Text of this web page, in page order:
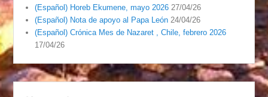
(Español) Horeb Ekumene, mayo 2026 27/04/26
(Español) Nota de apoyo al Papa León 24/04/26
(Español) Crónica Mes de Nazaret , Chile, febrero 2026
17/04/26